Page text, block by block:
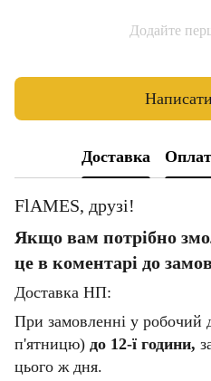
Додайте
Доставка
FlAMES, друзі!
Якщо вам потрібно
це в коментарі до
Доставка НП:
При замовленні у робочий
п'ятницю) до 12-ї години,
цього ж дня.